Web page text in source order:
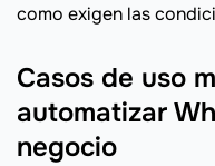
como exigen las
Casos de uso
automatizar
negocio